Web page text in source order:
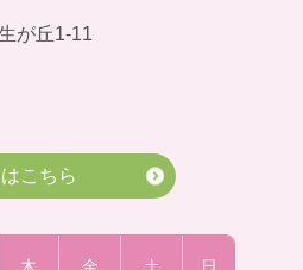
が丘1-11
こちら